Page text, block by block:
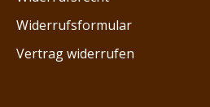
Widerrufsformular
Vertrag widerrufen